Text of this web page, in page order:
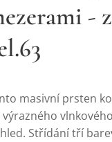
-
masivní prsten
výrazného
Střídání tří